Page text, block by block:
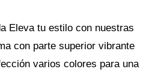
Eleva tu estilo con nuestras
con parte superior vibrante
varios colores para una